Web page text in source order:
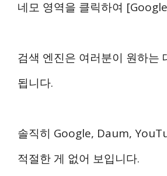
네모 영역을 클릭하여
검색 엔진은 여러분이 원하는
됩니다.
솔직히 Google, Daum,
적절한 게 없어 보입니다.